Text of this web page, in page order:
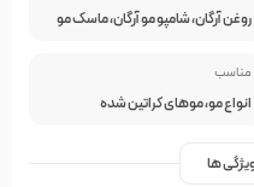
روغن آرگان، شامپو مو آرگان، ماسک مو
مناسب
انواع مو، موهای کراتین شده
ها